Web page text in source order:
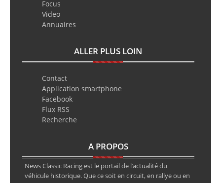
Focus
Video
Annuaires
ALLER PLUS LOIN
Contact
Application smartphone
Facebook
Flux RSS
Recherche
A PROPOS
News Classic Racing est le portail de l’actualité du
véhicule historique. Que ce soit en circuit, en rallye ou en